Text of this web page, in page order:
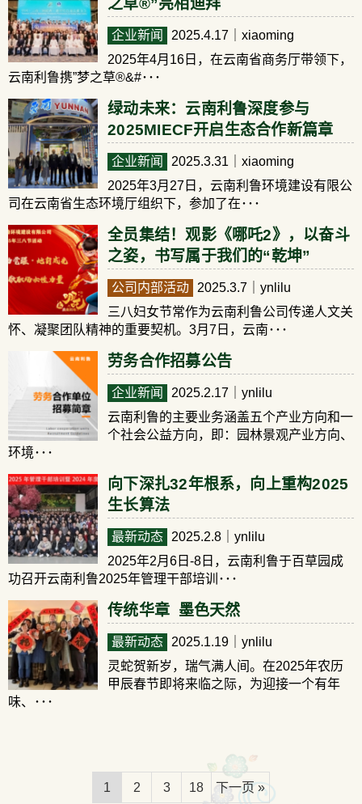
之草®”亮相迪拜
企业新闻 2025.4.17 ｜xiaoming
2025年4月16日，在云南省商务厅带领下，
云南利鲁携”梦之草®&#･･･
绿动未来：云南利鲁深度参与
2025MIECF开启生态合作新篇章
企业新闻 2025.3.31 ｜xiaoming
2025年3月27日，云南利鲁环境建设有限公
司在云南省生态环境厅组织下，参加了在･･･
全员集结！观影《哪吒2》，以奋斗
之姿，书写属于我们的“乾坤”
公司内部活动 2025.3.7 ｜ynlilu
三八妇女节常作为云南利鲁公司传递人文关
怀、凝聚团队精神的重要契机。3月7日，云南･･･
劳务合作招募公告
企业新闻 2025.2.17 ｜ynlilu
云南利鲁的主要业务涵盖五个产业方向和一
个社会公益方向，即：园林景观产业方向、
环境･･･
向下深扎32年根系，向上重构2025
生长算法
最新动态 2025.2.8 ｜ynlilu
2025年2月6日-8日，云南利鲁于百草园成
功召开云南利鲁2025年管理干部培训･･･
传统华章 墨色天然
最新动态 2025.1.19 ｜ynlilu
灵蛇贺新岁，瑞气满人间。在2025年农历
甲辰春节即将来临之际，为迎接一个有年
味、･･･
1 2 3 18 下一页 »